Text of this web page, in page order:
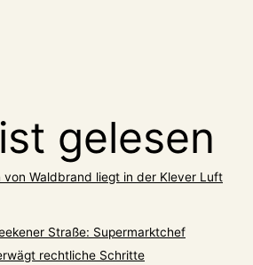
gelesen
von Waldbrand liegt in der Klever Luft
Straße: Supermarktchef
rechtliche Schritte